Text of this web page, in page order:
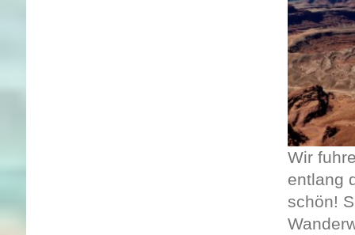
Wir
entlang
schön!